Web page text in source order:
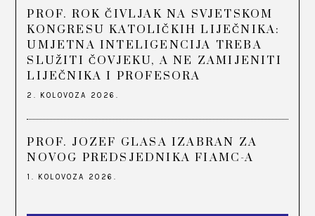
PROF. ROK ČIVLJAK NA SVJETSKOM
KONGRESU KATOLIČKIH LIJEČNIKA:
UMJETNA INTELIGENCIJA TREBA
SLUŽITI ČOVJEKU, A NE ZAMIJENITI
LIJEČNIKA I PROFESORA
2. KOLOVOZA 2026.
PROF. JOZEF GLASA IZABRAN ZA
NOVOG PREDSJEDNIKA FIAMC-A
1. KOLOVOZA 2026.